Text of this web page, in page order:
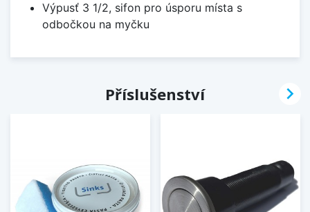
Výpusť 3 1/2, sifon pro úsporu místa s
odbočkou na myčku
Příslušenství 